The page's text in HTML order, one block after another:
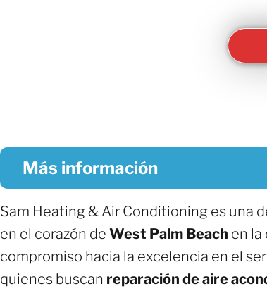
Más información
Sam Heating & Air Conditioning es una
en el corazón de West Palm Beach en la
compromiso hacia la excelencia en el
quienes buscan reparación de aire